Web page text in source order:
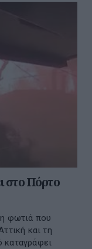
στο Πόρτο
φωτιά που
και τη
καταγράφει